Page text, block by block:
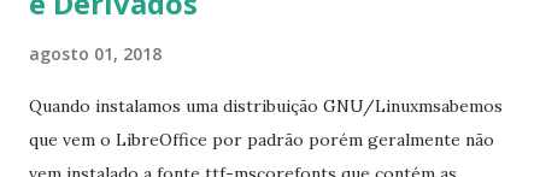
agosto 01, 2018
Quando instalamos uma distribuição GNU/Linuxmsabemos
que vem o LibreOffice por padrão porém geralmente não